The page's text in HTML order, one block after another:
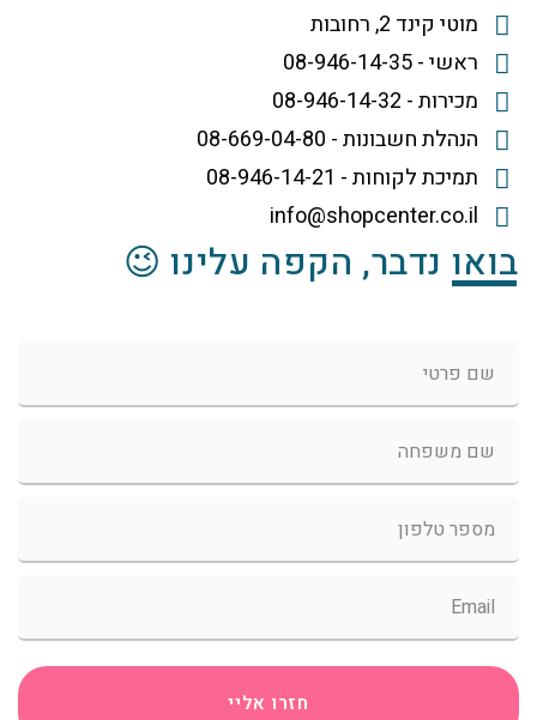
מוטי קינד 2, רחובות
ראשי - 08-946-14-35
מכירות - 08-946-14-32
הנהלת חשבונות - 08-669-04-80
תמיכת לקוחות - 08-946-14-21
info@shopcenter.co.il
בואו נדבר, הקפה עלינו 😉
חזרו אליי